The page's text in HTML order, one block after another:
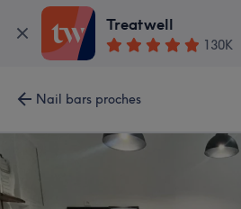
Treatwell
130K
Nail bars proches